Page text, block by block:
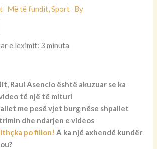
Më të fundit,Sport By
e leximit: 3 minuta
Raul Asencio është akuzuar se ka
të një të mituri
me pesë vjet burg nëse shpallet
dhe ndarjen e videos
po fillon! A ka një axhendë kundër